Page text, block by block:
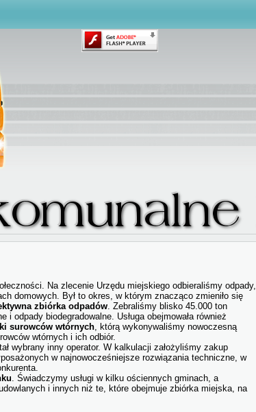
Na zlecenie Urzędu miejskiego odbieraliśmy odpady,
domowych. Był to okres, w którym znacząco zmieniło się
zbiórka odpadów. Zebraliśmy blisko 45.000 ton
odpady biodegradowalne. Usługa obejmowała również
surowców wtórnych, którą wykonywaliśmy nowoczesną
wtórnych i ich odbiór.
wybrany inny operator. W kalkulacji założyliśmy zakup
w najnowocześniejsze rozwiązania techniczne, w
. Świadczymy usługi w kilku ościennych gminach, a
i innych niż te, które obejmuje zbiórka miejska, na